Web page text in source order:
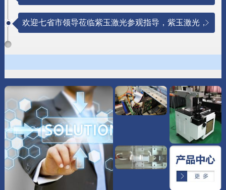
欢迎七省市领导莅临紫玉激光参观指导，紫玉激光，